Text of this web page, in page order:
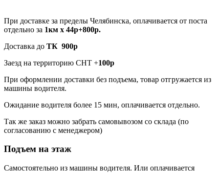
При доставке за пределы Челябинска, оплачивается от поста
отдельно за 1км х 44р+800р.
Доставка до ТК 900р
Заезд на территорию СНТ +100р
При оформлении доставки без подъема, товар отгружается из
машины водителя.
Ожидание водителя более 15 мин, оплачивается отдельно.
Так же заказ можно забрать самовывозом со склада (по
согласованию с менеджером)
Подъем на этаж
Самостоятельно из машины водителя. Или оплачивается